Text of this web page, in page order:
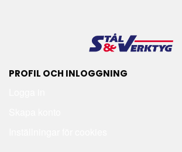
PROFIL OCH INLOGGNING